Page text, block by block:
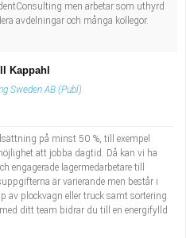
men arbetar som uthyrd
avdelningar och många kollegor.
Kappahl
Sweden AB (Publ)
på minst 50 %, till exempel
att jobba dagtid. Då kan vi ha
engagerade lagermedarbetare till
är varierande men består i
av plockvagn eller truck samt sortering
ditt team bidrar du till en energifylld